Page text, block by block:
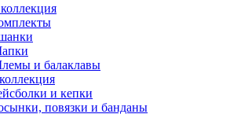
и балаклавы
и кепки
повязки и банданы